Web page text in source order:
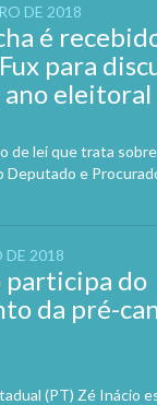
DE 2018
é
para
ano eleitoral
de lei que trata sobre
Deputado e
DE 2018
participa do
da pré-
(PT) Zé Inácio